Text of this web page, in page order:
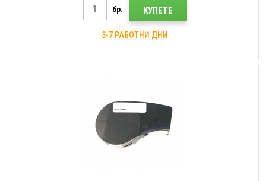
бр. КУПЕТЕ
3-7 РАБОТНИ ДНИ